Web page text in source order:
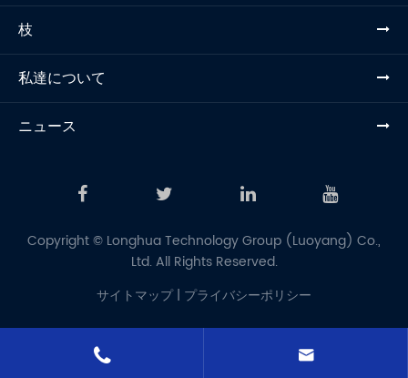
枝
私達について
ニュース
Copyright © Longhua Technology Group (Luoyang) Co.,
Ltd.All Rights Reserved.
サイトマップ| プライバシーポリシー
 